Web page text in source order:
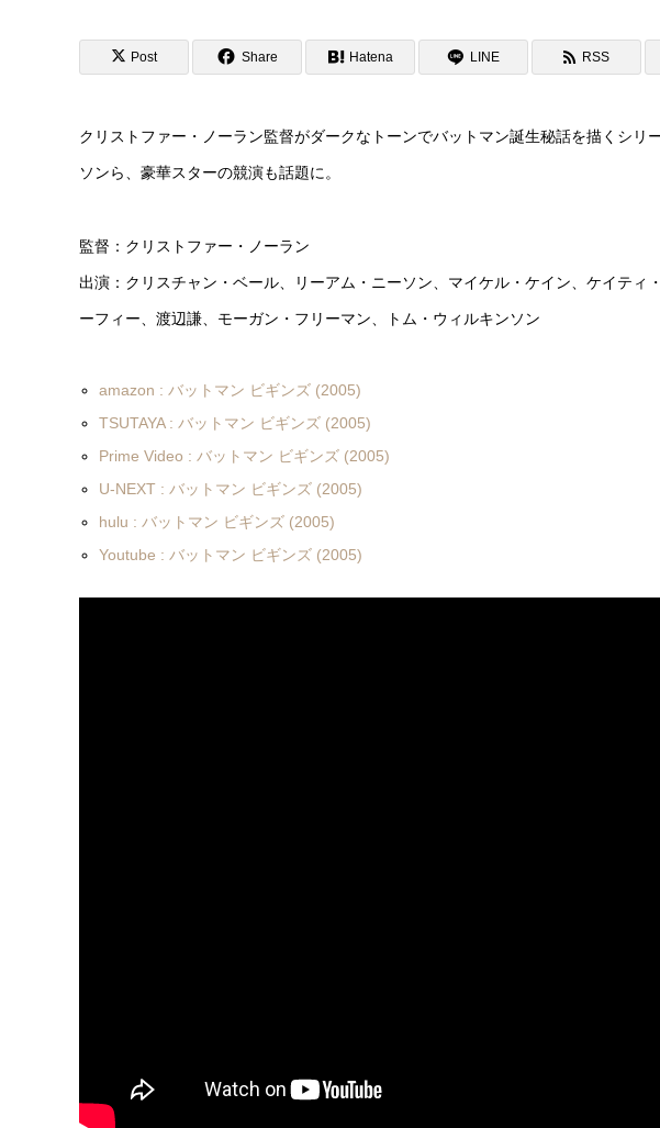
Post Share Hatena LINE RSS
クリストファー・ノーラン監督がダークなトーンでバットマン誕生秘話を描くシリ
ソンら、豪華スターの競演も話題に。
監督：クリストファー・ノーラン
出演：クリスチャン・ベール、リーアム・ニーソン、マイケル・ケイン、ケイティ
ーフィー、渡辺謙、モーガン・フリーマン、トム・ウィルキンソン
amazon : バットマン ビギンズ (2005)
TSUTAYA : バットマン ビギンズ (2005)
Prime Video : バットマン ビギンズ (2005)
U-NEXT : バットマン ビギンズ (2005)
hulu : バットマン ビギンズ (2005)
Youtube : バットマン ビギンズ (2005)